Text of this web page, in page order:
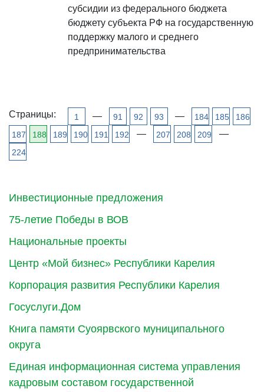
Инвестиционные предложения
75-летие Победы в ВОВ
Национальные проекты
Центр «Мой бизнес» Республики Карелия
Корпорация развития Республики Карелия
Госуслуги.Дом
Книга памяти Суоярвского муниципального
округа
Единая информационная система управления
кадровым составом государственной
субсидии из федерального бюджета
бюджету субъекта РФ на государственную
поддержку малого и среднего
предпринимательства
Страницы: 1 — 91 92 93 — 184 185
186
187
188 189 190 191 192 — 207 208 209 —
224